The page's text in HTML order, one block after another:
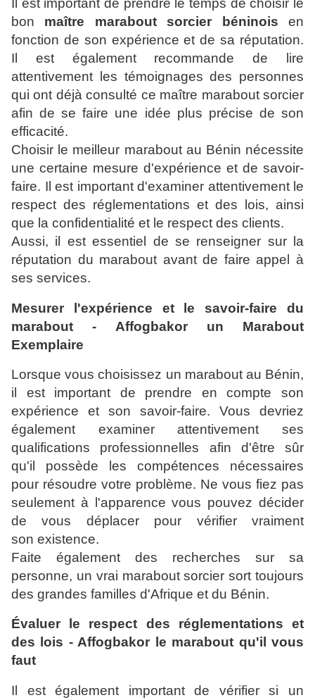
Il est important de prendre le temps de choisir le
bon maître marabout sorcier béninois en
fonction de son expérience et de sa réputation.
Il est également recommande de lire
attentivement les témoignages des personnes
qui ont déjà consulté ce maître marabout sorcier
afin de se faire une idée plus précise de son
efficacité.
Choisir le meilleur marabout au Bénin nécessite
une certaine mesure d'expérience et de savoir-
faire. Il est important d'examiner attentivement le
respect des réglementations et des lois, ainsi
que la confidentialité et le respect des clients.
Aussi, il est essentiel de se renseigner sur la
réputation du marabout avant de faire appel à
ses services.
Mesurer l'expérience et le savoir-faire du
marabout - Affogbakor un Marabout
Exemplaire
Lorsque vous choisissez un marabout au Bénin,
il est important de prendre en compte son
expérience et son savoir-faire. Vous devriez
également examiner attentivement ses
qualifications professionnelles afin d'être sûr
qu'il possède les compétences nécessaires
pour résoudre votre problème. Ne vous fiez pas
seulement à l'apparence vous pouvez décider
de vous déplacer pour vérifier vraiment
son existence.
Faite également des recherches sur sa
personne, un vrai marabout sorcier sort toujours
des grandes familles d'Afrique et du Bénin.
Évaluer le respect des réglementations et
des lois - Affogbakor le marabout qu'il vous
faut
Il est également important de vérifier si un